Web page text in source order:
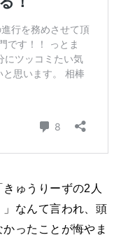
ゅうりーずの2人
なんて言われ、頭
ったことが悔やま